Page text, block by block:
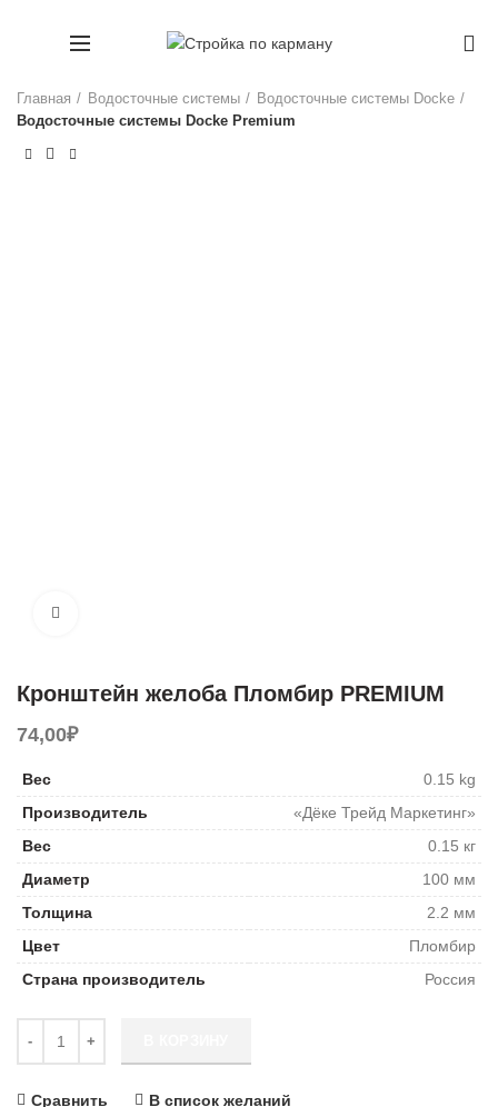
Главная Водосточные системы
Водосточные системы Docke
Водосточные системы Docke Premium
Кронштейн желоба Пломбир PREMIUM
74,00₽
Вес
0.15 kg
Производитель
«Дёке Трейд Маркетинг»
Вес
0.15 кг
Диаметр
100 мм
Толщина
2.2 мм
Цвет
Пломбир
Страна производитель
Россия
Сравнить В список желаний